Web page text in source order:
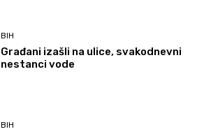
BIH
Građani izašli na ulice, svakodnevni
nestanci vode
BIH